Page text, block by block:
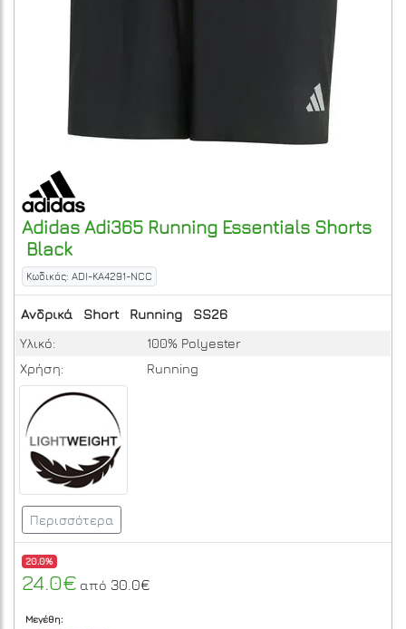
Adidas Adi365 Running Essentials Shorts
Black
Κωδικός: ADI-KA4291-NCC
Ανδρικά Short Running
SS26
Υλικό:
100% Polyester
Χρήση:
Running
Περισσότερα
20.0%
24.0€ από 30.0€
Μεγέθη: